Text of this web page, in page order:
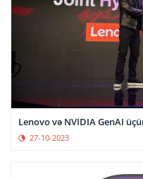
Lenovo və NVIDIA GenAI
27-10-2023